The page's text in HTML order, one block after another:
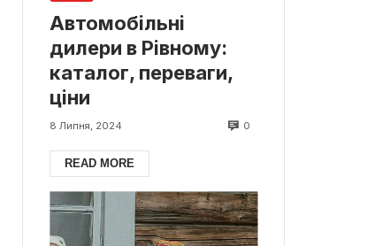
Автомобільні
дилери в Рівному:
каталог, переваги,
ціни
8 Липня, 2024 0
READ MORE